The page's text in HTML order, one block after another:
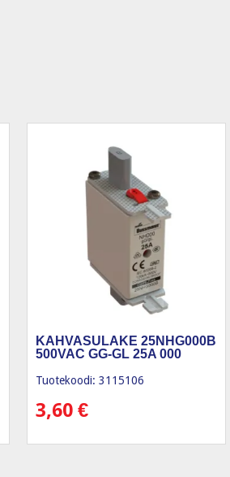
KAHVASULAKE 25NHG000B
500VAC GG-GL 25A 000
Tuotekoodi: 3115106
3,60€